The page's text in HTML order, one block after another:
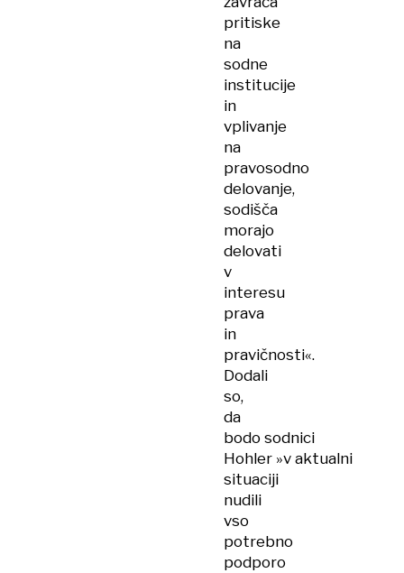
pritiske
na
sodne
institucije
in
vplivanje
na
pravosodno
delovanje,
sodišča
morajo
delovati
v
interesu
prava
in
pravičnosti«.
Dodali
so,
da
bodo sodnici
Hohler »v aktualni
situaciji
nudili
vso
potrebno
podporo